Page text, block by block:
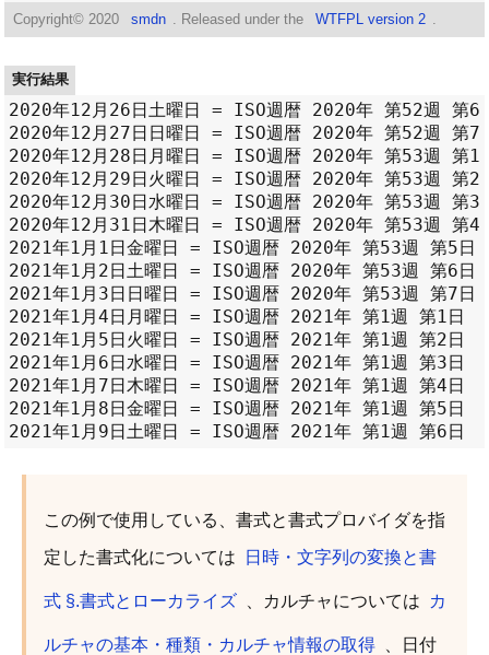
Copyright© 2020 smdn . Released under the WTFPL version 2 .
実行結果
2020年12月26日土曜日 = ISO週暦 2020年 第52週 第6
2020年12月27日日曜日 = ISO週暦 2020年 第52週 第7
2020年12月28日月曜日 = ISO週暦 2020年 第53週 第1
2020年12月29日火曜日 = ISO週暦 2020年 第53週 第2
2020年12月30日水曜日 = ISO週暦 2020年 第53週 第3
2020年12月31日木曜日 = ISO週暦 2020年 第53週 第4
2021年1月1日金曜日 = ISO週暦 2020年 第53週 第5日
2021年1月2日土曜日 = ISO週暦 2020年 第53週 第6日
2021年1月3日日曜日 = ISO週暦 2020年 第53週 第7日
2021年1月4日月曜日 = ISO週暦 2021年 第1週 第1日
2021年1月5日火曜日 = ISO週暦 2021年 第1週 第2日
2021年1月6日水曜日 = ISO週暦 2021年 第1週 第3日
2021年1月7日木曜日 = ISO週暦 2021年 第1週 第4日
2021年1月8日金曜日 = ISO週暦 2021年 第1週 第5日
この例で使用している、書式と書式プロバイダを指
定した書式化については
日時・文字列の変換と書
式 §.書式とローカライズ 、カルチャについては カ
ルチャの基本・種類・カルチャ情報の取得 、日付